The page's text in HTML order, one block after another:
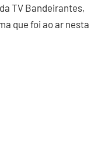
TV Bandeirantes,
que foi ao ar nesta